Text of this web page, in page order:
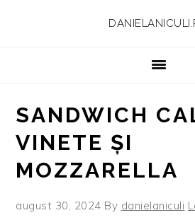
SANDWICH
VINETE ȘI
MOZZARELLA
august 30, 2024 By danielaniculi